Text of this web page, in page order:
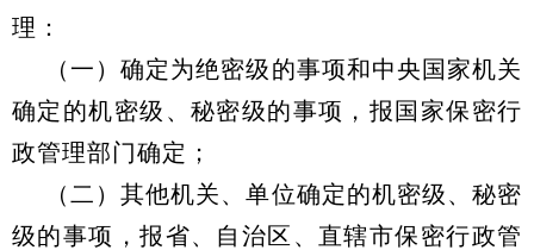
理：
（一）确定为绝密级的事项和中央国家机关
确定的机密级、秘密级的事项，报国家保密行
政管理部门确定；
（二）其他机关、单位确定的机密级、秘密
级的事项，报省、自治区、直辖市保密行政管